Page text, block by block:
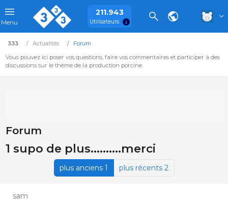
Menu
211.943
Utilisateurs
333 Actualités
Forum
Vous pouvez ici poser vos questions, faire vos commentaires et participer à des
discussions sur le thème de la production porcine.
Forum
1 supo de plus..........merci
plus anciens 1 plus récents 2
sam